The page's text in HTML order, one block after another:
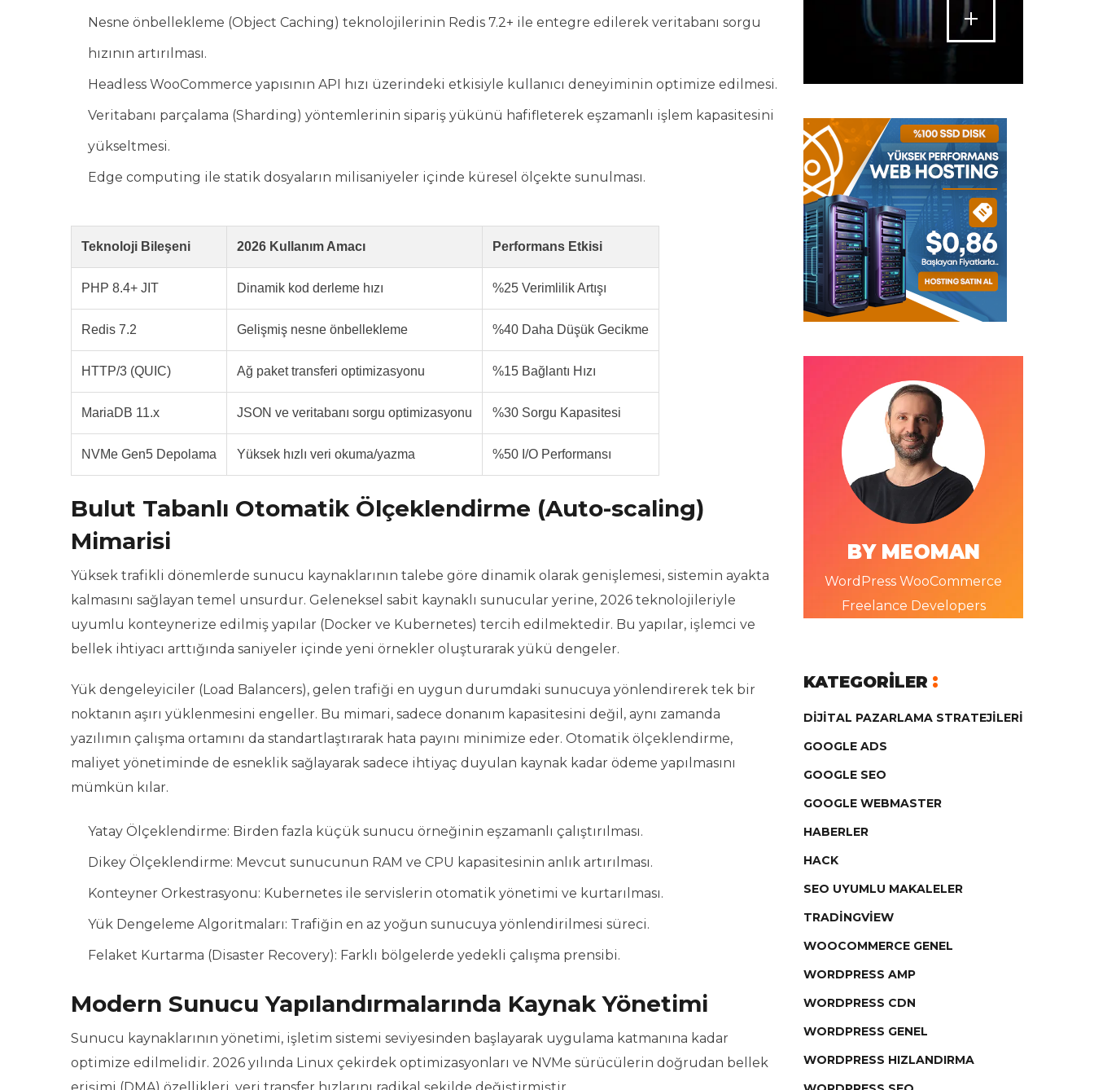
Nesne önbellekleme (Object Caching) teknolojilerinin Redis 7.2+ ile entegre edilerek veritabanı sorgu
hızının artırılması.
Headless WooCommerce yapısının API hızı üzerindeki etkisiyle kullanıcı deneyiminin optimize edilmesi.
Veritabanı parçalama (Sharding) yöntemlerinin sipariş yükünü hafifleterek eşzamanlı işlem kapasitesini
yükseltmesi.
Edge computing ile statik dosyaların milisaniyeler içinde küresel ölçekte sunulması.
Teknoloji Bileşeni 2026 Kullanım Amacı Performans Etkisi
PHP 8.4+ JIT Dinamik kod derleme hızı %25 Verimlilik Artışı
Redis 7.2 Gelişmiş nesne önbellekleme %40 Daha Düşük Gecikme
HTTP/3 (QUIC) Ağ paket transferi optimizasyonu %15 Bağlantı Hızı
MariaDB 11.x JSON ve veritabanı sorgu optimizasyonu %30 Sorgu Kapasitesi
NVMe Gen5 Depolama Yüksek hızlı veri okuma/yazma %50 I/O Performansı
Bulut Tabanlı Otomatik Ölçeklendirme (Auto-scaling)
Mimarisi
Yüksek trafikli dönemlerde sunucu kaynaklarının talebe göre dinamik olarak genişlemesi, sistemin ayakta
kalmasını sağlayan temel unsurdur. Geleneksel sabit kaynaklı sunucular yerine, 2026 teknolojileriyle
uyumlu konteynerize edilmiş yapılar (Docker ve Kubernetes) tercih edilmektedir. Bu yapılar, işlemci ve
bellek ihtiyacı arttığında saniyeler içinde yeni örnekler oluşturarak yükü dengeler.
Yük dengeleyiciler (Load Balancers), gelen trafiği en uygun durumdaki sunucuya yönlendirerek tek bir
noktanın aşırı yüklenmesini engeller. Bu mimari, sadece donanım kapasitesini değil, aynı zamanda
yazılımın çalışma ortamını da standartlaştırarak hata payını minimize eder. Otomatik ölçeklendirme,
maliyet yönetiminde de esneklik sağlayarak sadece ihtiyaç duyulan kaynak kadar ödeme yapılmasını
mümkün kılar.
Yatay Ölçeklendirme: Birden fazla küçük sunucu örneğinin eşzamanlı çalıştırılması.
Dikey Ölçeklendirme: Mevcut sunucunun RAM ve CPU kapasitesinin anlık artırılması.
Konteyner Orkestrasyonu: Kubernetes ile servislerin otomatik yönetimi ve kurtarılması.
Yük Dengeleme Algoritmaları: Trafiğin en az yoğun sunucuya yönlendirilmesi süreci.
Felaket Kurtarma (Disaster Recovery): Farklı bölgelerde yedekli çalışma prensibi.
Modern Sunucu Yapılandırmalarında Kaynak Yönetimi
Sunucu kaynaklarının yönetimi, işletim sistemi seviyesinden başlayarak uygulama katmanına kadar
optimize edilmelidir. 2026 yılında Linux çekirdek optimizasyonları ve NVMe sürücülerin doğrudan bellek
BY MEOMAN
WordPress WooCommerce
Freelance Developers
KATEGORILER
DIJITAL PAZARLAMA STRATEJILERI
GOOGLE ADS
GOOGLE SEO
GOOGLE WEBMASTER
HABERLER
HACK
SEO UYUMLU MAKALELER
TRADINGVIEW
WOOCOMMERCE GENEL
WORDPRESS AMP
WORDPRESS CDN
WORDPRESS GENEL
WORDPRESS HIZLANDIRMA